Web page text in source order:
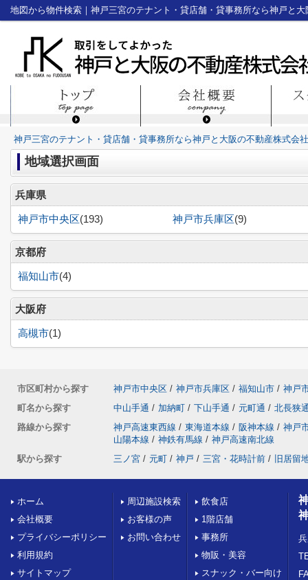
地図から物件検索｜神戸三宮のテナント・貸店舗・貸事務所なら神戸と
神戸三宮のテナント・貸店舗・貸事務所なら神戸と大阪の不動産株式会社
地域選択画面
兵庫県
神戸市中央区(193) 神戸市兵庫区(9)
京都府
福知山市(4)
大阪府
高槻市(1)
市区町村から探す 神戸市中央区 / 神戸市兵庫区 / 福知山市 / 神戸
町名から探す
中山手通 / 加納町 / 下山手通 / 元町通 / 北長狭
路線から探す
神戸高速東西線 / 東海道本線 / 阪神本線 / 神戸
山陽本線 / 神鉄有馬線 / 神戸高速南北線
駅から探す
三ノ宮 / 元町 / 神戸 / 三宮・花時計前 / 旧居留
ホーム
会社概要
プライバシーポリシー
利用規約
サイトマップ
周辺施設検索
お客様の声
お問い合わせ
飲食店
1階店舗
事務所
物販・美容
スナック・バー向け